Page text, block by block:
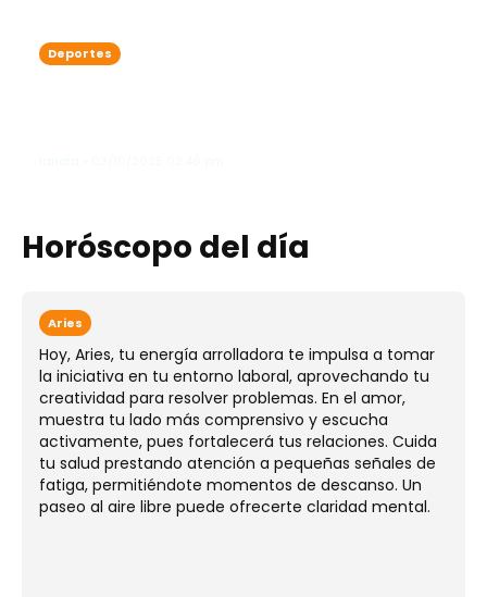
Deportes
Horóscopo del día
Aries
Hoy, Aries, tu energía arrolladora te impulsa a tomar
la iniciativa en tu entorno laboral, aprovechando tu
creatividad para resolver problemas. En el amor,
muestra tu lado más comprensivo y escucha
activamente, pues fortalecerá tus relaciones. Cuida
tu salud prestando atención a pequeñas señales de
fatiga, permitiéndote momentos de descanso. Un
paseo al aire libre puede ofrecerte claridad mental.